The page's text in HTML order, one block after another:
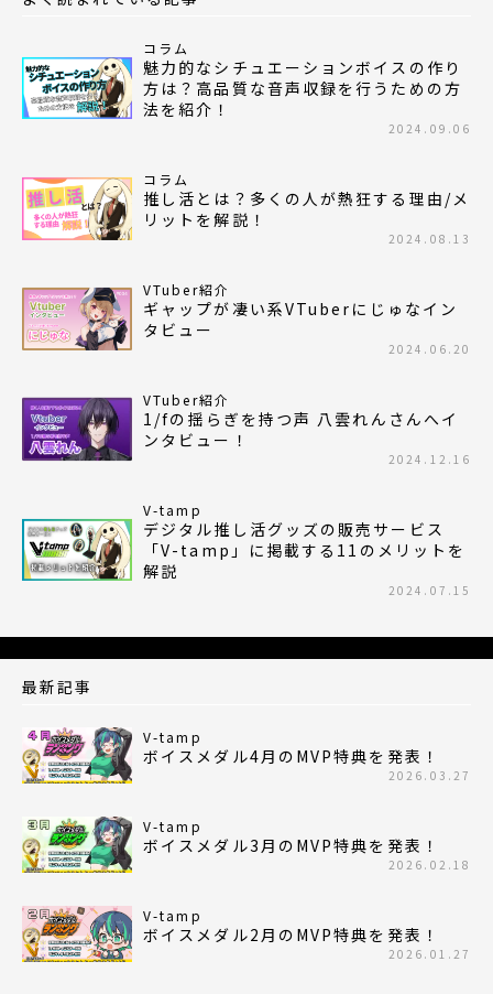
コラム
魅力的なシチュエーションボイスの作り
方は？高品質な音声収録を行うための方
法を紹介！
2024.09.06
コラム
推し活とは？多くの人が熱狂する理由/メ
リットを解説！
2024.08.13
VTuber紹介
ギャップが凄い系VTuberにじゅなイン
タビュー
2024.06.20
VTuber紹介
1/fの揺らぎを持つ声 八雲れんさんへイ
ンタビュー！
2024.12.16
V-tamp
デジタル推し活グッズの販売サービス
「V-tamp」に掲載する11のメリットを
解説
2024.07.15
最新記事
V-tamp
ボイスメダル4月のMVP特典を発表！
2026.03.27
V-tamp
ボイスメダル3月のMVP特典を発表！
2026.02.18
V-tamp
ボイスメダル2月のMVP特典を発表！
2026.01.27